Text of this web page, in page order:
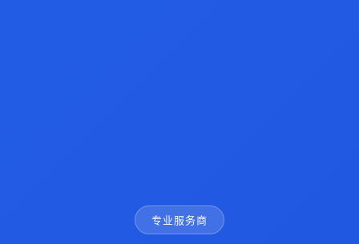
专业服务商